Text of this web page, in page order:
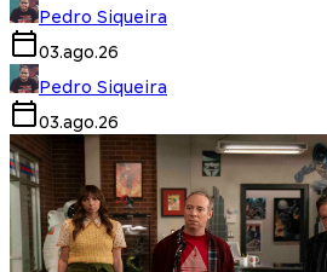
Pedro Siqueira
03.ago.26
Pedro Siqueira
03.ago.26